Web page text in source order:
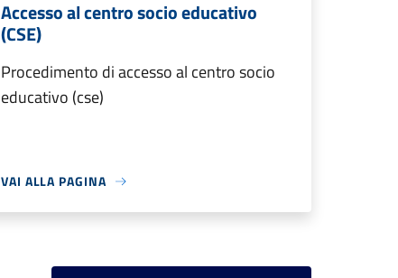
Accesso al centro socio educativo
(CSE)
Procedimento di accesso al centro socio
educativo (cse)
VAI ALLA PAGINA